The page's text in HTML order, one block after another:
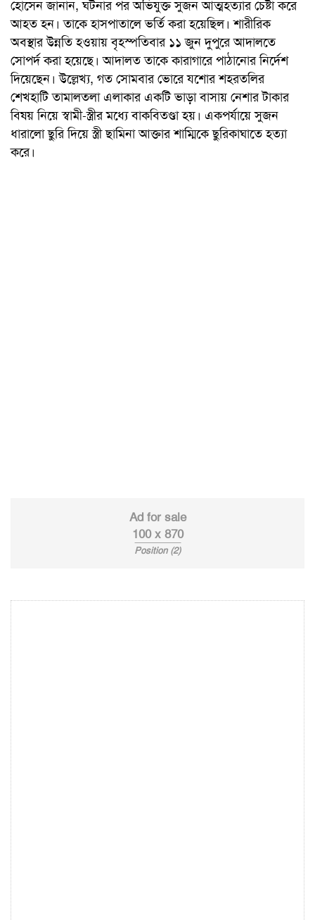
হোসেন জানান, ঘটনার পর অভিযুক্ত সুজন আত্মহত্যার চেষ্টা করে
আহত হন। তাকে হাসপাতালে ভর্তি করা হয়েছিল। শারীরিক
অবস্থার উন্নতি হওয়ায় বৃহস্পতিবার ১১ জুন দুপুরে আদালতে
সোপর্দ করা হয়েছে। আদালত তাকে কারাগারে পাঠানোর নির্দেশ
দিয়েছেন। উল্লেখ্য, গত সোমবার ভোরে যশোর শহরতলির
শেখহাটি তামালতলা এলাকার একটি ভাড়া বাসায় নেশার টাকার
বিষয় নিয়ে স্বামী-স্ত্রীর মধ্যে বাকবিতণ্ডা হয়। একপর্যায়ে সুজন
ধারালো ছুরি দিয়ে স্ত্রী ছামিনা আক্তার শাম্মিকে ছুরিকাঘাতে হত্যা
করে।
Ad for sale
100 x 870
Position (2)